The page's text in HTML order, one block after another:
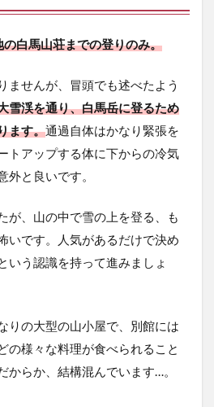
白馬山荘までの登りのみ。
ませんが、冒頭でも述べたよう
雪渓を通り、白馬岳に登るため
ます。通過自体はかなり緊張を
トアップする体に下からの冷気
外と良いです。
が、山の中で雪の上を登る、も
いです。人気があるだけで決め
いう認識を持って進みましょ
りの大型の山小屋で、別館には
の様々な料理が食べられること
からか、結構混んでいます…。